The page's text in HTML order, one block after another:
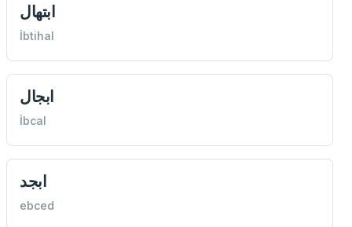
ابتهال
İbtihal
ابجال
İbcal
ابجد
ebced